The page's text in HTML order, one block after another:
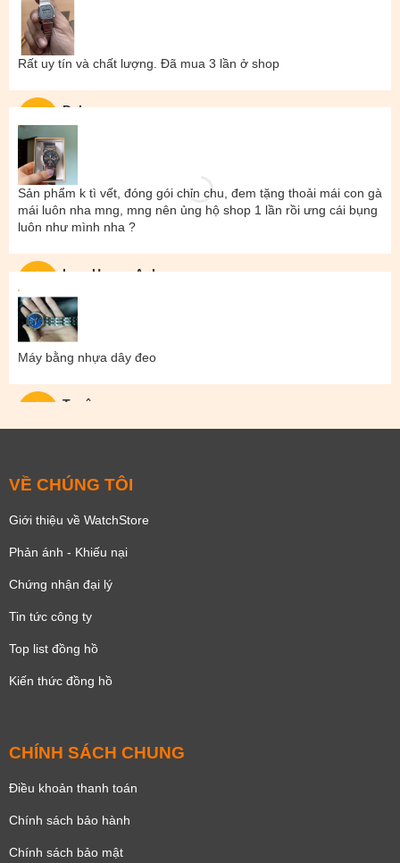
Đal
Rất uy tín và chất lượng. Đã mua 3 lần ở shop
Lam Hoang Anh
Sản phẩm k tì vết, đóng gói chỉn chu, đem tặng thoải mái con gà
mái luôn nha mng, mng nên ủng hộ shop 1 lần rồi ưng cái bụng
luôn như mình nha ?
Tuyên
Máy bằng nhựa dây đeo
VỀ CHÚNG TÔI
Giới thiệu về WatchStore
Phản ánh - Khiếu nại
Chứng nhận đại lý
Tin tức công ty
Top list đồng hồ
Kiến thức đồng hồ
CHÍNH SÁCH CHUNG
Điều khoản thanh toán
Chính sách bảo hành
Chính sách bảo mật